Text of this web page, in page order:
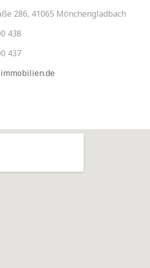
286, 41065 Mönchengladbach
438
437